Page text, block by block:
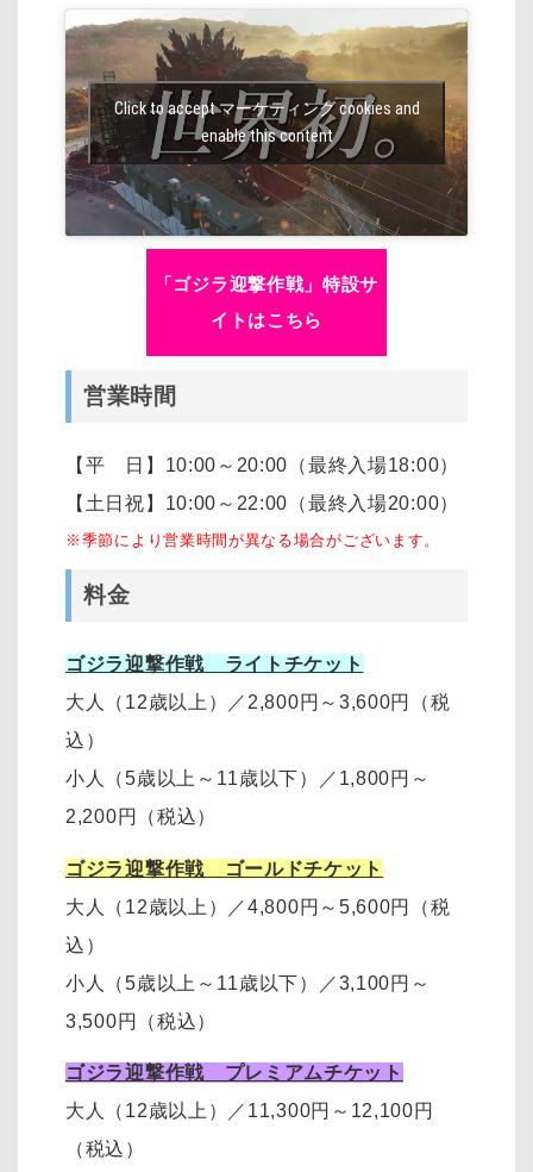
Click to accept マーケティング cookies and
enable this content
「ゴジラ迎撃作戦」特設サ
イトはこちら
営業時間
【平 日】10:00～20:00（最終入場18:00）
【土日祝】10:00～22:00（最終入場20:00）
※季節により営業時間が異なる場合がございます。
料金
ゴジラ迎撃作戦 ライトチケット
大人（12歳以上）
／ 2,800円～3,600円
（税
込）
小人（5歳以上～11歳以下）
／ 1,800円～
2,200円
（税込）
ゴジラ迎撃作戦 ゴールドチケット
大人（12歳以上）
／4,800円～5,600円（税
込）
小人（5歳以上～11歳以下）
／3,100円～
3,500円
（税込）
ゴジラ迎撃作戦 プレミアムチケット
大人（12歳以上）
／11,300円～12,100円
（税込）